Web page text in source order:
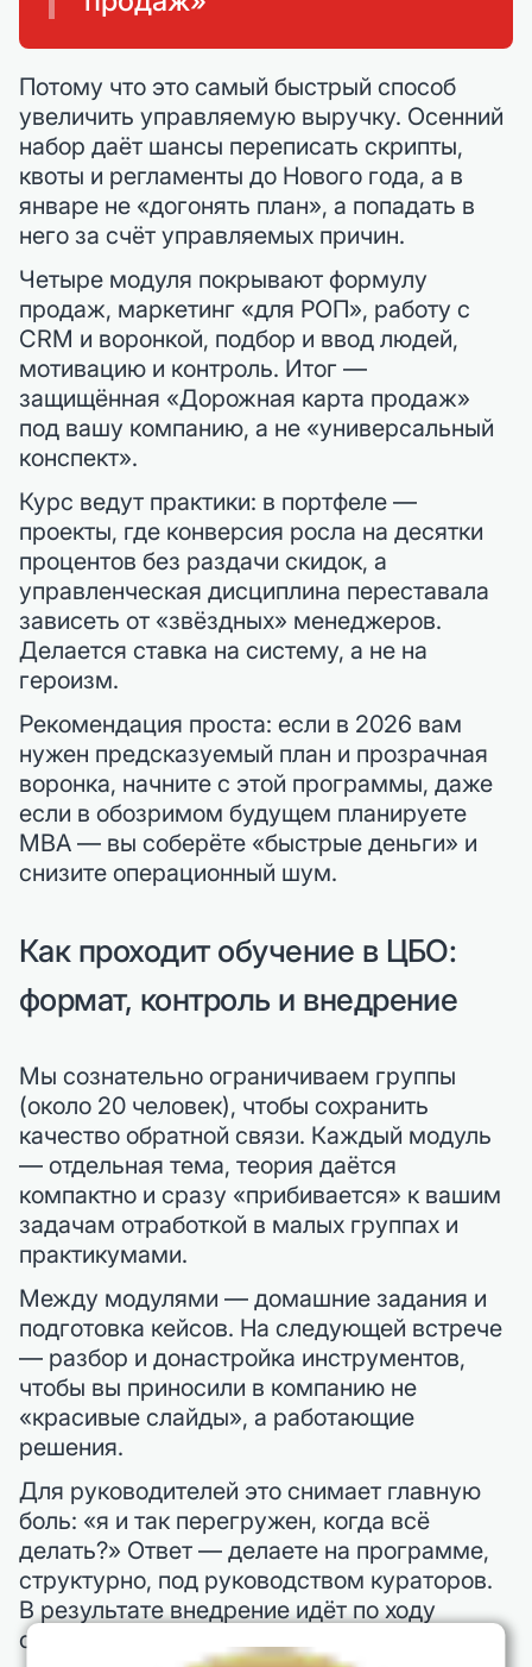
Потому что это самый быстрый способ
увеличить управляемую выручку. Осенний
набор даёт шансы переписать скрипты,
квоты и регламенты до Нового года, а в
январе не «догонять план», а попадать в
него за счёт управляемых причин.
Четыре модуля покрывают формулу
продаж, маркетинг «для РОП», работу с
CRM и воронкой, подбор и ввод людей,
мотивацию и контроль. Итог —
защищённая «Дорожная карта продаж»
под вашу компанию, а не «универсальный
конспект».
Курс ведут практики: в портфеле —
проекты, где конверсия росла на десятки
процентов без раздачи скидок, а
управленческая дисциплина переставала
зависеть от «звёздных» менеджеров.
Делается ставка на систему, а не на
героизм.
Рекомендация проста: если в 2026 вам
нужен предсказуемый план и прозрачная
воронка, начните с этой программы, даже
если в обозримом будущем планируете
MBA — вы соберёте «быстрые деньги» и
снизите операционный шум.
Как проходит обучение в ЦБО:
формат, контроль и внедрение
Мы сознательно ограничиваем группы
(около 20 человек), чтобы сохранить
качество обратной связи. Каждый модуль
— отдельная тема, теория даётся
компактно и сразу «прибивается» к вашим
задачам отработкой в малых группах и
практикумами.
Между модулями — домашние задания и
подготовка кейсов. На следующей встрече
— разбор и донастройка инструментов,
чтобы вы приносили в компанию не
«красивые слайды», а работающие
решения.
Для руководителей это снимает главную
боль: «я и так перегружен, когда всё
делать?» Ответ — делаете на программе,
структурно, под руководством кураторов.
В результате внедрение идёт по ходу
обучения, а не «когда-нибудь».